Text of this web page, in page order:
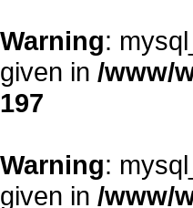
Warning:
given in /www/
197
Warning:
given in /www/